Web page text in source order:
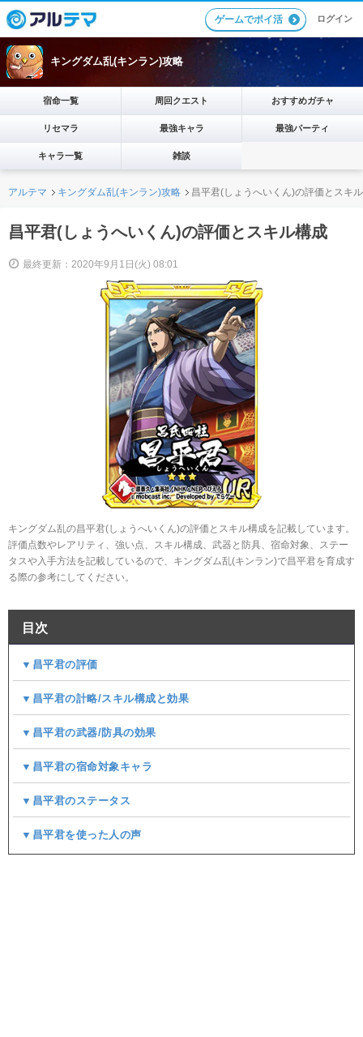
ゲームでポイ活 ログイン
キングダム乱(キンラン)攻略
宿命一覧 周回クエスト おすすめガチャ
リセマラ 最強キャラ 最強パーティ
キャラ一覧 雑談
アルテマ キングダム乱(キンラン)攻略 昌平君(しょうへいくん)の評価とスキ
昌平君(しょうへいくん)の評価とスキル構成
最終更新：2020年9月1日(火) 08:01
キングダム乱の昌平君(しょうへいくん)の評価とスキル構成を記載しています。
評価点数やレアリティ、強い点、スキル構成、武器と防具、宿命対象、ステー
タスや入手方法を記載しているので、キングダム乱(キンラン)で昌平君を育成す
る際の参考にしてください。
目次
▼昌平君の評価
▼昌平君の計略/スキル構成と効果
▼昌平君の武器/防具の効果
▼昌平君の宿命対象キャラ
▼昌平君のステータス
▼昌平君を使った人の声